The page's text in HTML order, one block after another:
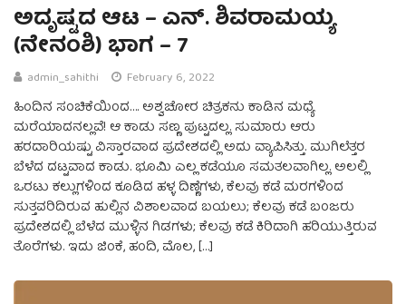
ಅದೃಷ್ಟದ ಆಟ – ಎನ್. ಶಿವರಾಮಯ್ಯ
(ನೇನಂಶಿ) ಭಾಗ – 7
admin_sahithi February 6, 2022
ಹಿಂದಿನ ಸಂಚಿಕೆಯಿಂದ…. ಅಶ್ವಚೋರ ಚಿತ್ರಕನು ಕಾಡಿನ ಮಧ್ಯೆ
ಮರೆಯಾದನಲ್ಲವೆ! ಆ ಕಾಡು ಸಣ್ಣ ಪುಟ್ಟದಲ್ಲ. ಸುಮಾರು ಆರು
ಹರದಾರಿಯಷ್ಟು ವಿಸ್ತಾರವಾದ ಪ್ರದೇಶದಲ್ಲಿ ಅದು ವ್ಯಾಪಿಸಿತ್ತು. ಮುಗಿಲೆತ್ತರ
ಬೆಳೆದ ದಟ್ಟವಾದ ಕಾಡು. ಭೂಮಿ ಎಲ್ಲ ಕಡೆಯೂ ಸಮತಲವಾಗಿಲ್ಲ. ಅಲಲ್ಲಿ
ಒರಟು ಕಲ್ಲುಗಳಿಂದ ಕೂಡಿದ ಹಳ್ಳ ದಿಣ್ಣೆಗಳು, ಕೆಲವು ಕಡೆ ಮರಗಳಿಂದ
ಸುತ್ತವರಿದಿರುವ ಹುಲ್ಲಿನ ವಿಶಾಲವಾದ ಬಯಲು; ಕೆಲವು ಕಡೆ ಬಂಜರು
ಪ್ರದೇಶದಲ್ಲಿ ಬೆಳೆದ ಮುಳ್ಳಿನ ಗಿಡಗಳು; ಕೆಲವು ಕಡೆ ಕಿರಿದಾಗಿ ಹರಿಯುತ್ತಿರುವ
ತೊರೆಗಳು. ಇದು ಜಿಂಕೆ, ಹಂದಿ, ಮೊಲ, […]